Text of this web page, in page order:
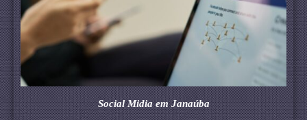
Social Midia em Janaúba